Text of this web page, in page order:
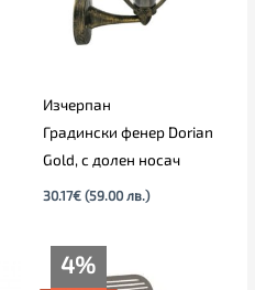
Изчерпан
Градински фенер Dorian
Gold, с долен носач
30.17€ (59.00 лв.)
4%
цена